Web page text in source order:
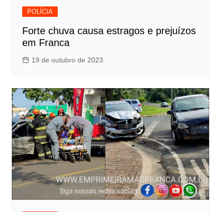
POLÍCIA
Forte chuva causa estragos e prejuízos
em Franca
19 de outubro de 2023